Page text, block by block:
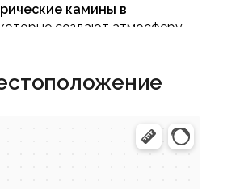
камины в
которые создают атмосферу
в квартире или доме без
гармонично